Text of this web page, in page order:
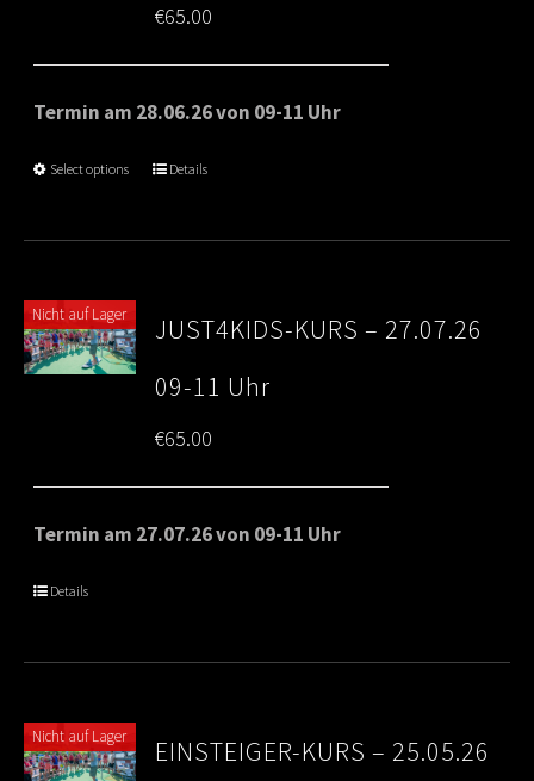
€65.00
Termin am 28.06.26 von 09-11 Uhr
Select options Details
Nicht auf Lager
JUST4KIDS-KURS – 27.07.26
09-11 Uhr
€65.00
Termin am 27.07.26 von 09-11 Uhr
Details
Nicht auf Lager
EINSTEIGER-KURS – 25.05.26